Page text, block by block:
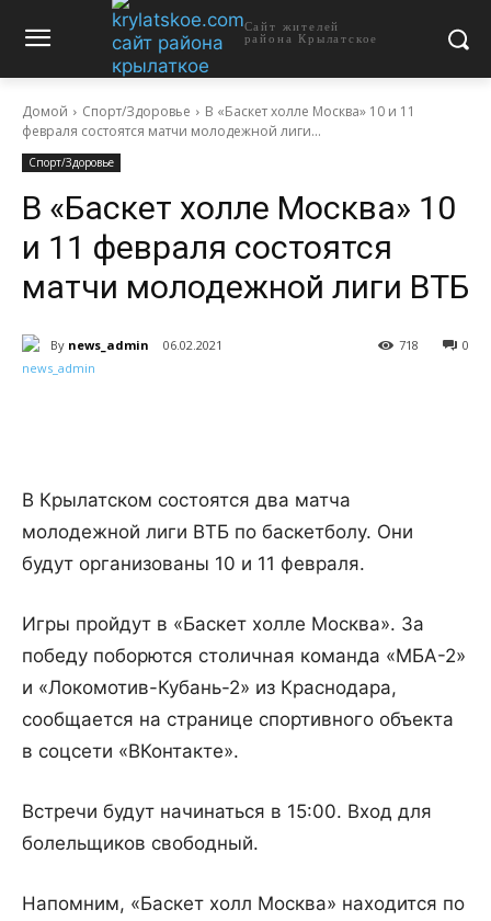
Сайт жителей
района Крылатское
Домой Спорт/Здоровье
В «Баскет холле Москва» 10 и 11
февраля состоятся матчи молодежной лиги...
Спорт/Здоровье
В «Баскет холле Москва» 10
и 11 февраля состоятся
матчи молодежной лиги ВТБ
By news_admin 06.02.2021 0
718
В Крылатском состоятся два матча
молодежной лиги ВТБ по баскетболу. Они
будут организованы 10 и 11 февраля.
Игры пройдут в «Баскет холле Москва». За
победу поборются столичная команда «МБА-2»
и «Локомотив-Кубань-2» из Краснодара,
сообщается на странице спортивного объекта
в соцсети «ВКонтакте».
Встречи будут начинаться в 15:00. Вход для
болельщиков свободный.
Напомним, «Баскет холл Москва» находится по